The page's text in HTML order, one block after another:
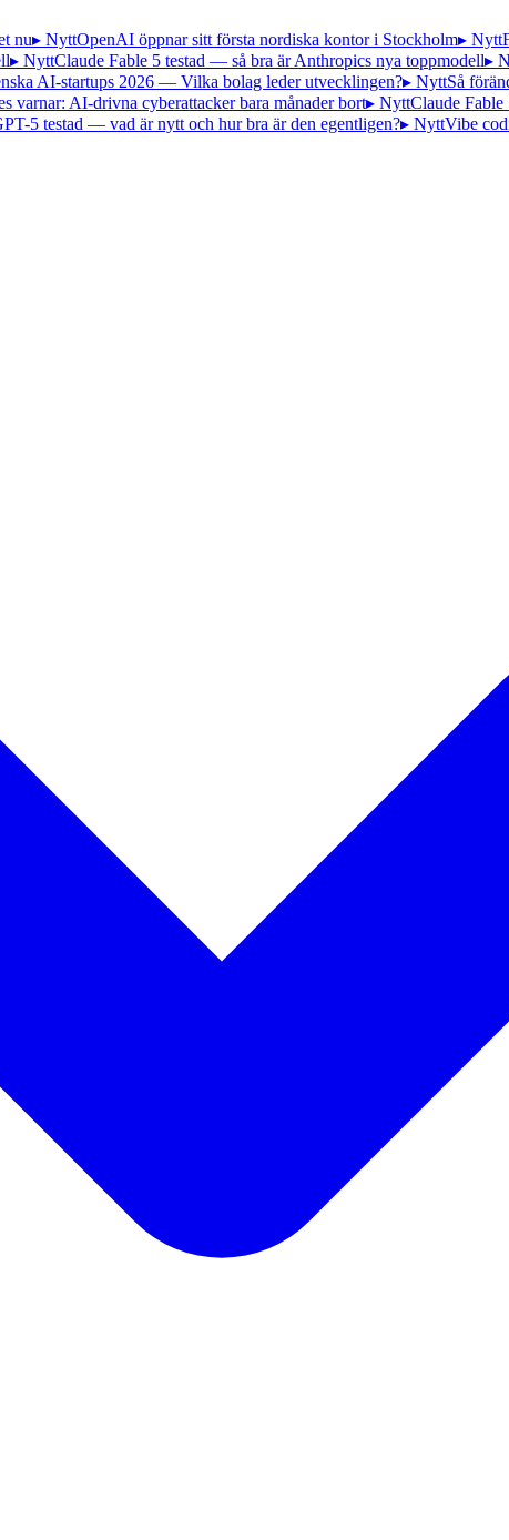
nu▸ NyttOpenAI öppnar sitt första nordiska kontor i Stockholm▸ Nytt
▸ NyttClaude Fable 5 testad — så bra är Anthropics nya toppmodell▸
AI-startups 2026 — Vilka bolag leder utvecklingen?▸ NyttSå
varnar: AI-drivna cyberattacker bara månader bort▸ NyttClaude
5 testad — vad är nytt och hur bra är den egentligen?▸ NyttVibe